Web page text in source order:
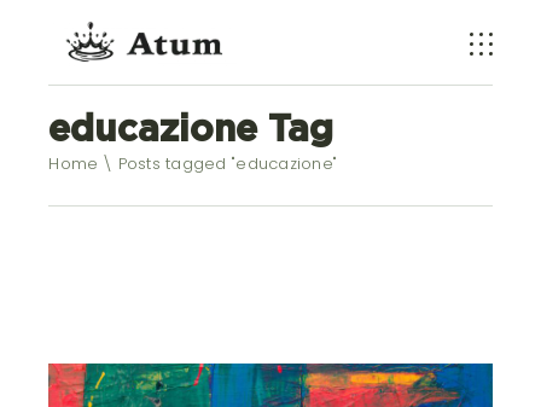
educazione Tag
Home Posts tagged "educazione"